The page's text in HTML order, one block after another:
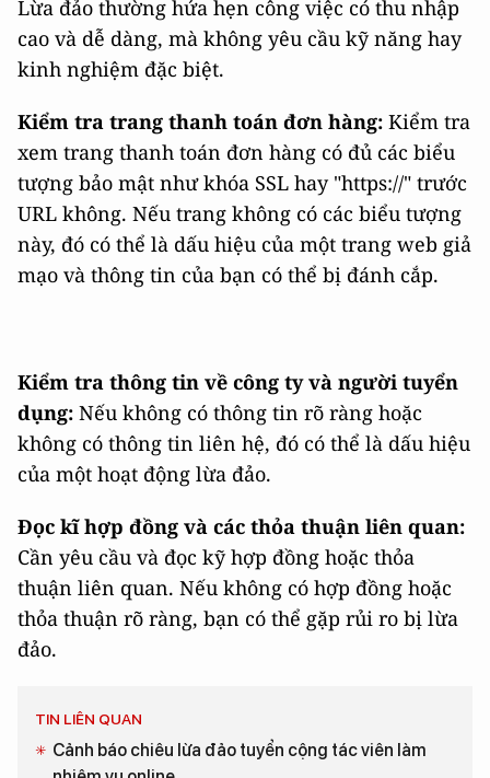
Lừa đảo thường hứa hẹn công việc có thu nhập
cao và dễ dàng, mà không yêu cầu kỹ năng hay
kinh nghiệm đặc biệt.
Kiểm tra trang thanh toán đơn hàng: Kiểm tra
xem trang thanh toán đơn hàng có đủ các biểu
tượng bảo mật như khóa SSL hay "https://" trước
URL không. Nếu trang không có các biểu tượng
này, đó có thể là dấu hiệu của một trang web giả
mạo và thông tin của bạn có thể bị đánh cắp.
Kiểm tra thông tin về công ty và người tuyển
dụng: Nếu không có thông tin rõ ràng hoặc
không có thông tin liên hệ, đó có thể là dấu hiệu
của một hoạt động lừa đảo.
Đọc kĩ hợp đồng và các thỏa thuận liên quan:
Cần yêu cầu và đọc kỹ hợp đồng hoặc thỏa
thuận liên quan. Nếu không có hợp đồng hoặc
thỏa thuận rõ ràng, bạn có thể gặp rủi ro bị lừa
đảo.
TIN LIÊN QUAN
Cảnh báo chiêu lừa đảo tuyển cộng tác viên làm